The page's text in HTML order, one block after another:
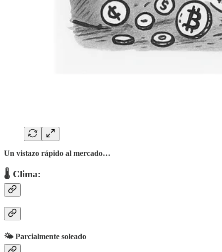
Un vistazo rápido al mercado…
🌡 Clima:
🌤️ Parcialmente soleado